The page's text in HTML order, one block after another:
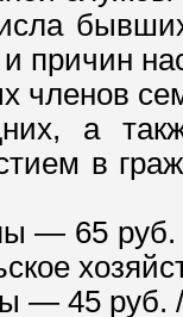
причин
членов
а
в
— 65 руб.
— 45 руб.